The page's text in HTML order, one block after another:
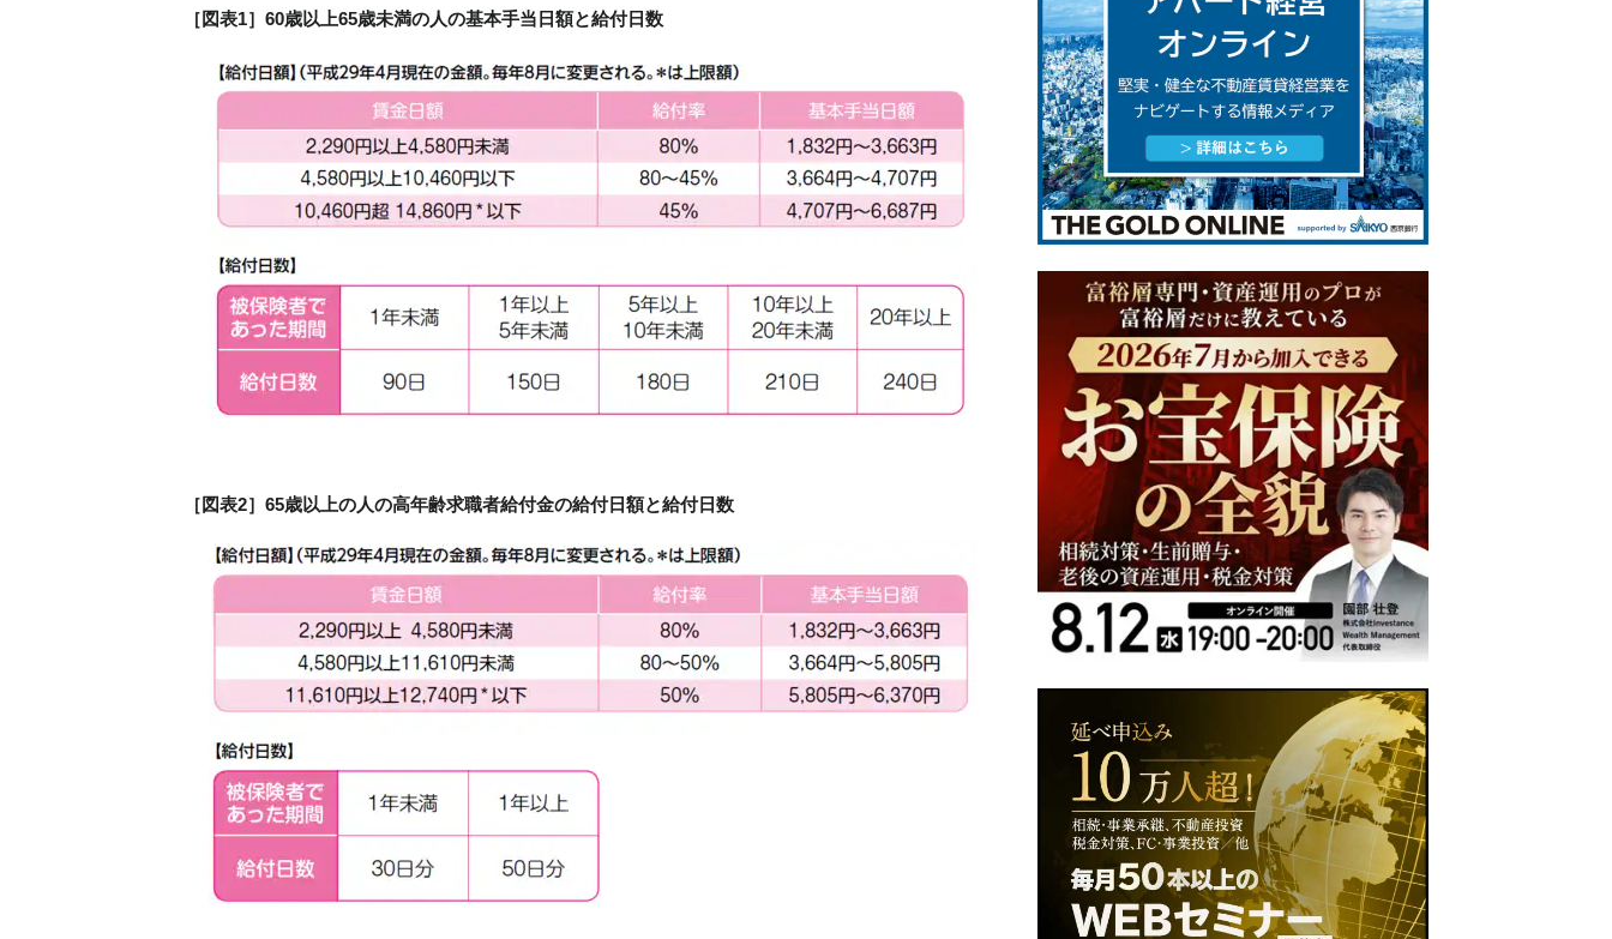
［図表1］60歳以上65歳未満の人の基本手当日額と給付日数
［図表2］65歳以上の人の高年齢求職者給付金の給付日額と給付日数